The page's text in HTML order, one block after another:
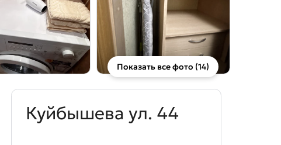
Показать все фото (14)
Куйбышева ул. 44